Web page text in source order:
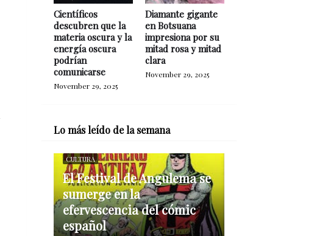
Científicos
descubren que la
materia oscura y la
energía oscura
podrían
comunicarse
November 29, 2025
Diamante gigante
en Botsuana
impresiona por su
mitad rosa y mitad
clara
November 29, 2025
Lo más leído de la semana
CULTURA
El Festival de Angulema se
sumerge en la
efervescencia del cómic
español